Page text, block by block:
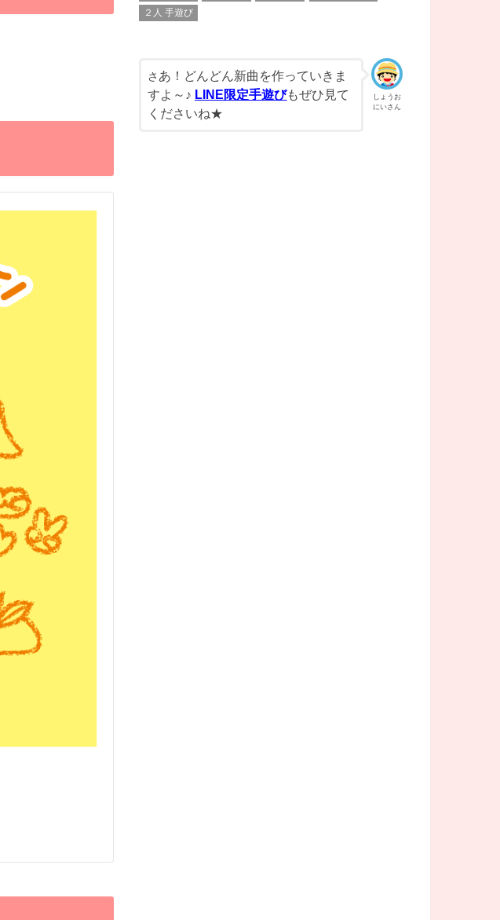
２人 手遊び
しょうお
にいさん
さ あ！どんどん新曲を作っていきま
すよ～♪ LINE限定手遊びもぜひ見て
くださいね★